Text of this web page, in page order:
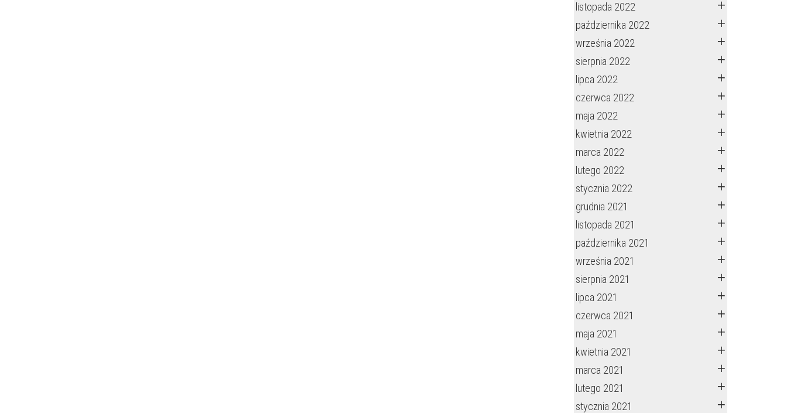
listopada 2022
października 2022
września 2022
sierpnia 2022
lipca 2022
czerwca 2022
maja 2022
kwietnia 2022
marca 2022
lutego 2022
stycznia 2022
grudnia 2021
listopada 2021
października 2021
września 2021
sierpnia 2021
lipca 2021
czerwca 2021
maja 2021
kwietnia 2021
marca 2021
lutego 2021
stycznia 2021